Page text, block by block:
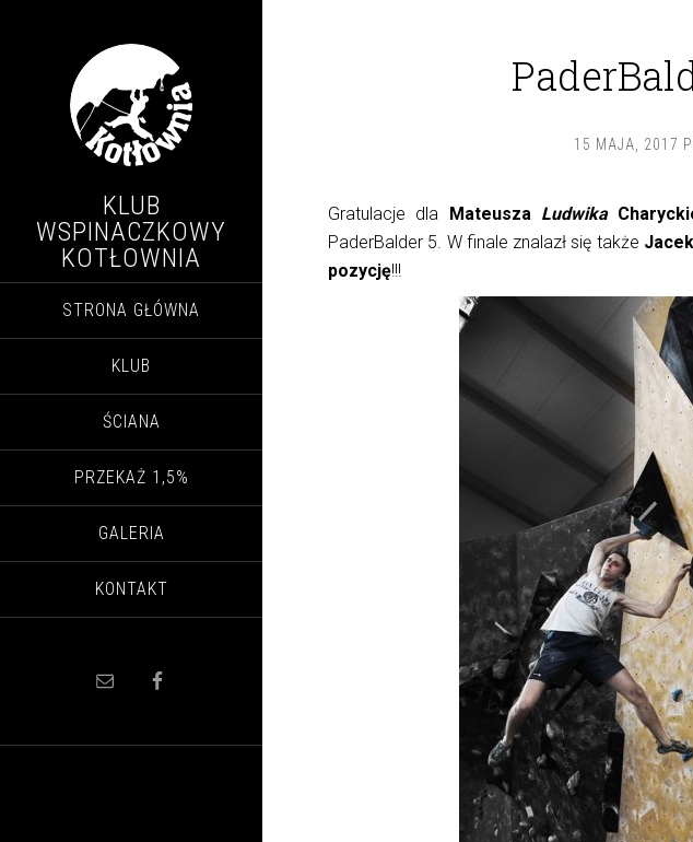
KLUB
WSPINACZKOWY
KOTŁOWNIA
STRONA GŁÓWNA
KLUB
ŚCIANA
PRZEKAŻ 1,5%
GALERIA
KONTAKT
15 MAJA, 2017
Gratulacje dla Mateusza Ludwika
PaderBalder 5. W finale znalazł się także Jacek
pozycję!!!